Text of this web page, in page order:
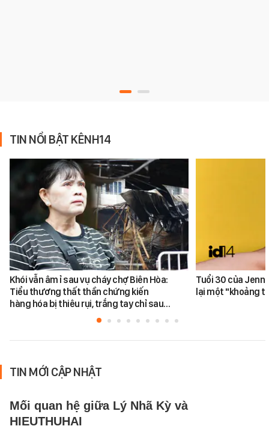
TIN NỔI BẬT KÊNH14
Khói vẫn âm ỉ sau vụ cháy chợ Biên Hòa:
Tiểu thương thất thần chứng kiến
hàng hóa bị thiêu rụi, trắng tay chỉ sau…
Tuổi 30 của
lại một "khoảng
TIN MỚI CẬP NHẬT
Mối quan hệ giữa Lý Nhã Kỳ và
HIEUTHUHAI